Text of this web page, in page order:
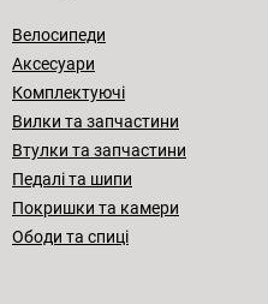
Велосипеди
Аксесуари
Комплектуючі
Вилки та запчастини
Втулки та запчастини
Педалі та шипи
Покришки та камери
Ободи та спиці